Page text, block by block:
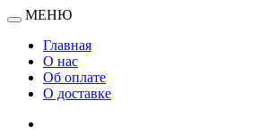
МЕНЮ
Главная
О нас
Об оплате
О доставке